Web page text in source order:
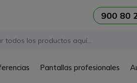
900 80
Pantallas profesionales